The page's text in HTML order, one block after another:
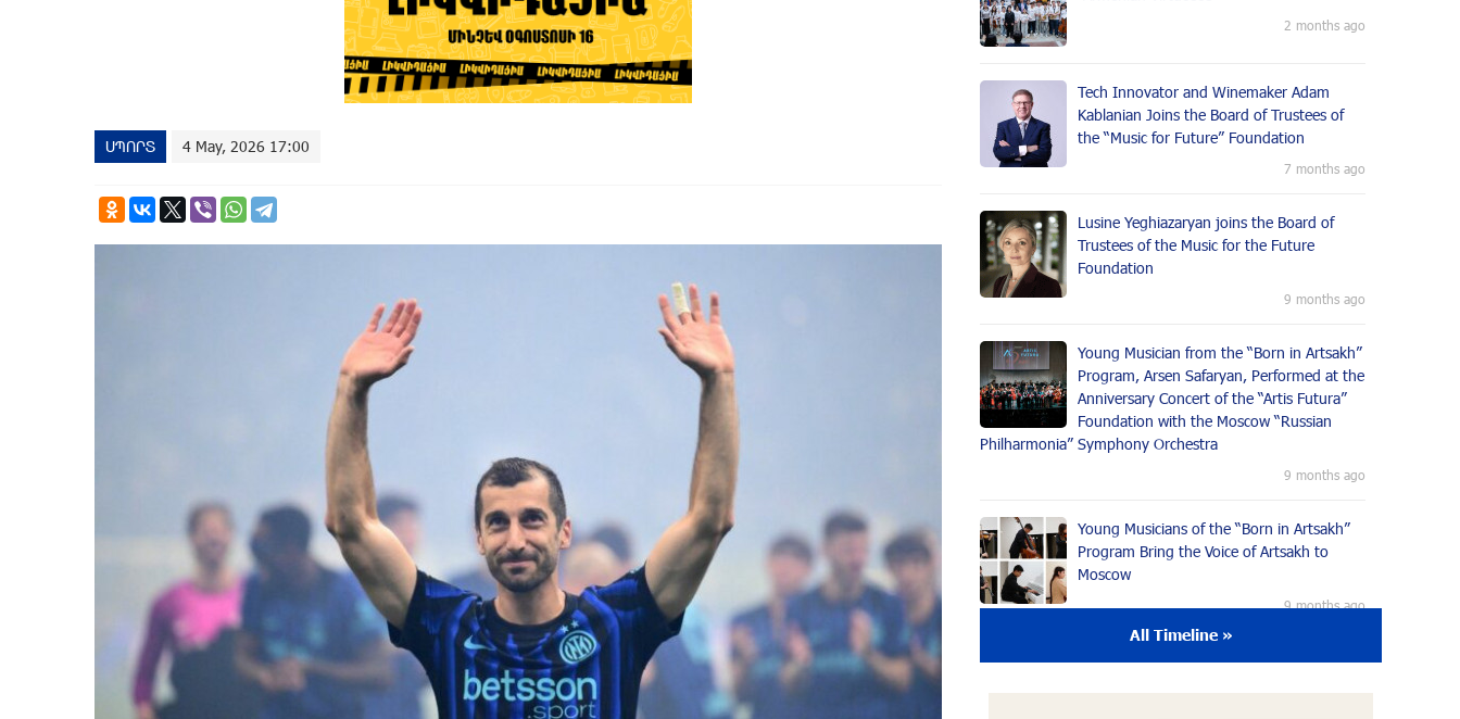
ՍՊՈՐՏ 4 May, 2026 17:00
2 months ago
Tech Innovator and Winemaker Adam
Kablanian Joins the Board of Trustees of
the “Music for Future” Foundation
7 months ago
Lusine Yeghiazaryan joins the Board of
Trustees of the Music for the Future
Foundation
9 months ago
Young Musician from the “Born in Artsakh”
Program, Arsen Safaryan, Performed at the
Anniversary Concert of the “Artis Futura”
Foundation with the Moscow “Russian
Philharmonia” Symphony Orchestra
9 months ago
Young Musicians of the “Born in Artsakh”
Program Bring the Voice of Artsakh to
Moscow
9 months ago
The Sound of Artsakh in the USA
All Timeline »